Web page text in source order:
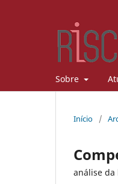
Sobre
Início /
análise da